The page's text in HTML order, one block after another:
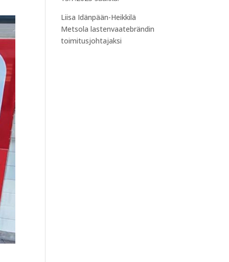
Liisa Idänpään-Heikkilä
Metsola lastenvaatebrändin
toimitusjohtajaksi